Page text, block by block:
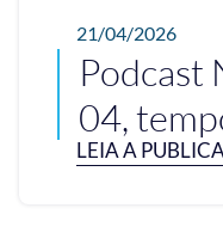
21/04/2026
Podcast
04,
LEIA A